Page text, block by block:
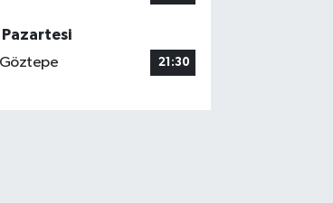
Göztepe
21:30